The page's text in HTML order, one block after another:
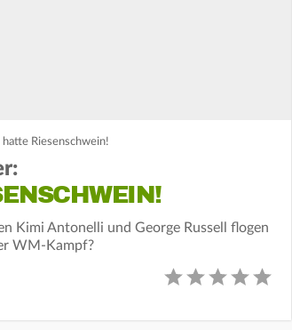
Riesenschwein!
Kimi Antonelli und George Russell flogen
WM-Kampf?